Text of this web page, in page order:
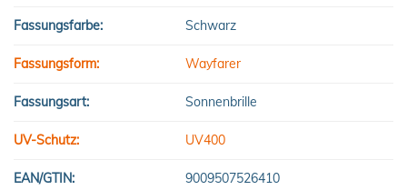
Fassungsfarbe: Schwarz
Fassungsform: Wayfarer
Fassungsart: Sonnenbrille
UV-Schutz: UV400
EAN/GTIN: 9009507526410